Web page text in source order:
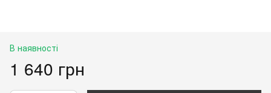
В наявності
1 640 грн